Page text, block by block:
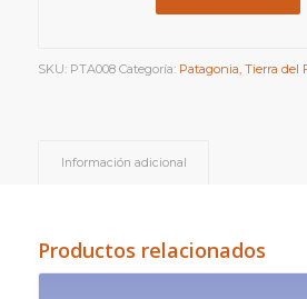
SKU: PTA008 Categoría: Patagonia, Tierra del
Información adicional
Productos relacionados